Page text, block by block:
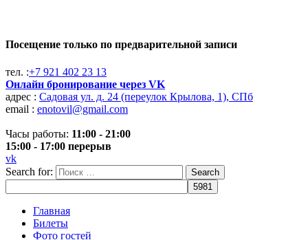
Посещение только по предварительной записи
тел. :+7 921 402 23 13
Онлайн бронирование через VK
адрес : Садовая ул. д. 24 (переулок Крылова, 1), СПб
email : enotovil@gmail.com
Часы работы: 11:00 - 21:00
15:00 - 17:00 перерыв
vk
Search for:
Search
Главная
Билеты
Фото гостей